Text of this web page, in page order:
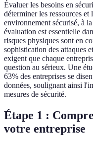
Évaluer les besoins en
déterminer les ressources et
environnement sécurisé, à
évaluation est essentielle
risques physiques sont en
sophistication des attaques
exigent que chaque
question au sérieux. Une
63% des entreprises se
données, soulignant ainsi
mesures de sécurité.
Étape 1 :
votre entreprise